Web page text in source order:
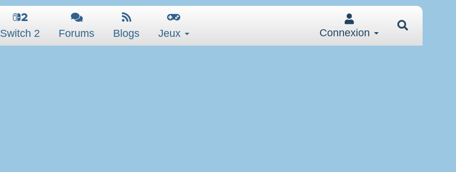
Switch 2 Forums Blogs Jeux Connexion